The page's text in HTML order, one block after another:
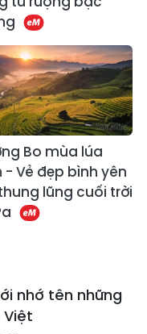
Bo mùa lúa
- Vẻ đẹp bình yên
lũng cuối trời
nhớ tên những
Việt